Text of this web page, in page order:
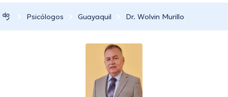
Psicólogos Guayaquil Dr. Wolvin Murillo